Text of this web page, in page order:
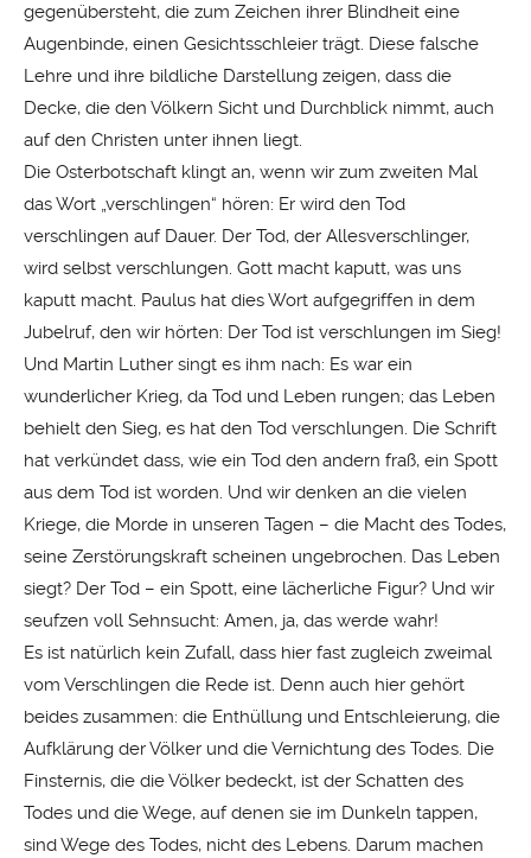
gegenübersteht, die zum Zeichen ihrer Blindheit eine
Augenbinde, einen Gesichtsschleier trägt. Diese falsche
Lehre und ihre bildliche Darstellung zeigen, dass die
Decke, die den Völkern Sicht und Durchblick nimmt, auch
auf den Christen unter ihnen liegt.
Die Osterbotschaft klingt an, wenn wir zum zweiten Mal
das Wort „verschlingen“ hören: Er wird den Tod
verschlingen auf Dauer. Der Tod, der Allesverschlinger,
wird selbst verschlungen. Gott macht kaputt, was uns
kaputt macht. Paulus hat dies Wort aufgegriffen in dem
Jubelruf, den wir hörten: Der Tod ist verschlungen im Sieg!
Und Martin Luther singt es ihm nach: Es war ein
wunderlicher Krieg, da Tod und Leben rungen; das Leben
behielt den Sieg, es hat den Tod verschlungen. Die Schrift
hat verkündet dass, wie ein Tod den andern fraß, ein Spott
aus dem Tod ist worden. Und wir denken an die vielen
Kriege, die Morde in unseren Tagen – die Macht des Todes,
seine Zerstörungskraft scheinen ungebrochen. Das Leben
siegt? Der Tod – ein Spott, eine lächerliche Figur? Und wir
seufzen voll Sehnsucht: Amen, ja, das werde wahr!
Es ist natürlich kein Zufall, dass hier fast zugleich zweimal
vom Verschlingen die Rede ist. Denn auch hier gehört
beides zusammen: die Enthüllung und Entschleierung, die
Aufklärung der Völker und die Vernichtung des Todes. Die
Finsternis, die die Völker bedeckt, ist der Schatten des
Todes und die Wege, auf denen sie im Dunkeln tappen,
sind Wege des Todes, nicht des Lebens. Darum machen